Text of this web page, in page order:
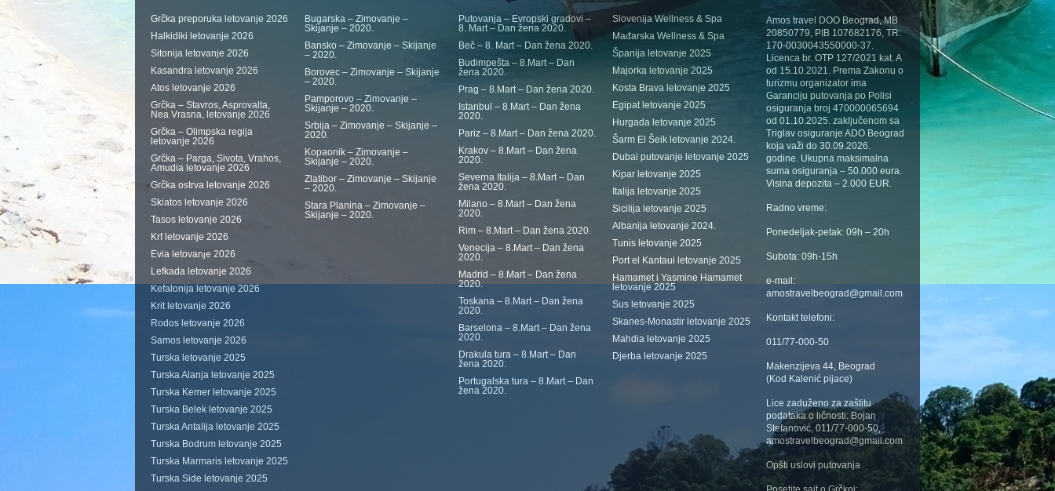
Grčka preporuka letovanje 2026
Halkidiki letovanje 2026
Sitonija letovanje 2026
Kasandra letovanje 2026
Atos letovanje 2026
Grčka – Stavros, Asprovalta,
Nea Vrasna, letovanje 2026
Grčka – Olimpska regija
letovanje 2026
Grčka – Parga, Sivota, Vrahos,
Amudia letovanje 2026
Grčka ostrva letovanje 2026
Skiatos letovanje 2026
Tasos letovanje 2026
Krf letovanje 2026
Evia letovanje 2026
Lefkada letovanje 2026
Kefalonija letovanje 2026
Krit letovanje 2026
Rodos letovanje 2026
Samos letovanje 2026
Turska letovanje 2025
Turska Alanja letovanje 2025
Turska Kemer letovanje 2025
Turska Belek letovanje 2025
Turska Antalija letovanje 2025
Turska Bodrum letovanje 2025
Turska Marmaris letovanje 2025
Turska Side letovanje 2025
Bugarska – Zimovanje –
Skijanje – 2020.
Bansko – Zimovanje – Skijanje
– 2020.
Borovec – Zimovanje – Skijanje
– 2020.
Pamporovo – Zimovanje –
Skijanje – 2020.
Srbija – Zimovanje – Skijanje –
2020.
Kopaonik – Zimovanje –
Skijanje – 2020.
Zlatibor – Zimovanje – Skijanje
– 2020.
Stara Planina – Zimovanje –
Skijanje – 2020.
Putovanja – Evropski gradovi –
8. Mart – Dan žena 2020.
Beč – 8. Mart – Dan žena 2020.
Budimpešta – 8.Mart – Dan
žena 2020.
Prag – 8.Mart – Dan žena 2020.
Istanbul – 8.Mart – Dan žena
2020.
Pariz – 8.Mart – Dan žena 2020.
Krakov – 8.Mart – Dan žena
2020.
Severna Italija – 8.Mart – Dan
žena 2020.
Milano – 8.Mart – Dan žena
2020.
Rim – 8.Mart – Dan žena 2020.
Venecija – 8.Mart – Dan žena
2020.
Madrid – 8.Mart – Dan žena
2020.
Toskana – 8.Mart – Dan žena
2020.
Barselona – 8.Mart – Dan žena
2020.
Drakula tura – 8.Mart – Dan
žena 2020.
Portugalska tura – 8.Mart – Dan
žena 2020.
Slovenija Wellness & Spa
Mađarska Wellness & Spa
Španija letovanje 2025
Majorka letovanje 2025
Kosta Brava letovanje 2025
Egipat letovanje 2025
Hurgada letovanje 2025
Šarm El Šeik letovanje 2024.
Dubai putovanje letovanje 2025
Kipar letovanje 2025
Italija letovanje 2025
Sicilija letovanje 2025
Albanija letovanje 2024.
Tunis letovanje 2025
Port el Kantaui letovanje 2025
Hamamet i Yasmine Hamamet
letovanje 2025
Sus letovanje 2025
Skanes-Monastir letovanje 2025
Mahdia letovanje 2025
Djerba letovanje 2025
Amos travel DOO Beograd, MB
20850779, PIB 107682176, TR:
170-0030043550000-37.
Licenca br. OTP 127/2021 kat. A
od 15.10.2021. Prema Zakonu o
turizmu organizator ima
Garanciju putovanja po Polisi
osiguranja broj 470000065694
od 01.10.2025. zaključenom sa
Triglav osiguranje ADO Beograd
koja važi do 30.09.2026.
godine. Ukupna maksimalna
suma osiguranja – 50.000 eura.
Visina depozita – 2.000 EUR.
Radno vreme:
Ponedeljak-petak: 09h – 20h
Subota: 09h-15h
e-mail:
amostravelbeograd@gmail.com
Kontakt telefoni:
011/77-000-50
Makenzijeva 44, Beograd
(Kod Kalenić pijace)
Lice zaduženo za zaštitu
podataka o ličnosti: Bojan
Stefanović, 011/77-000-50,
amostravelbeograd@gmail.com
Opšti uslovi putovanja